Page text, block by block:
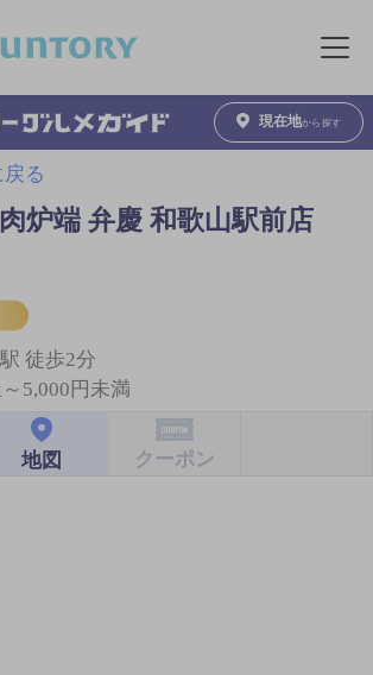
メニュ
現在地から探す
る
炉端 弁慶 和歌山駅前店
徒歩2分
5,000円未満
地図 クーポン